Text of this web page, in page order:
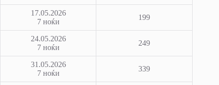
17.05.2026
7 ноќи
199
24.05.2026
7 ноќи
249
31.05.2026
7 ноќи
339